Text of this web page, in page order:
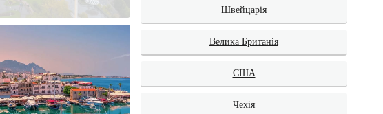
Швейцарія
Велика Британія
США
Чехія